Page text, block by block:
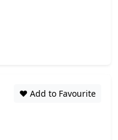
❤️ Add to Favourite